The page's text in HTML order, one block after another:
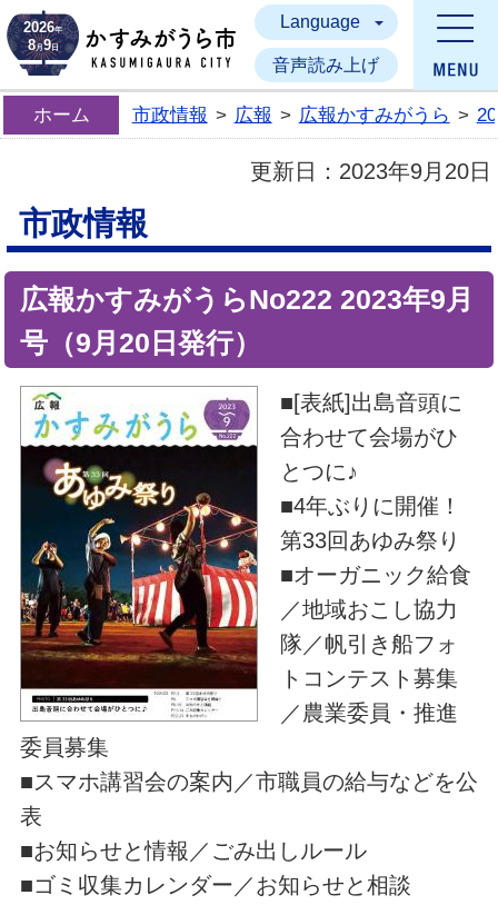
かすみがうら市
2026年
8月9日
Language
音声読み上げ
ホーム 市政情報 > 広報 > 広報かすみがうら >
更新日： 2023年9月20日
市政情報
広報かすみがうらNo222 2023年9月
号（9月20日発行）
■[表紙]出島音頭に
合わせて会場がひ
とつに♪
■4年ぶりに開催！
第33回あゆみ祭り
■オーガニック給食
／地域おこし協力
隊／帆引き船フォ
トコンテスト募集
／農業委員・推進
委員募集
■スマホ講習会の案内／市職員の給与などを公
表
■お知らせと情報／ごみ出しルール
■ゴミ収集カレンダー／お知らせと相談